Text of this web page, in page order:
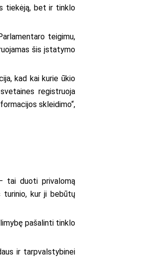
tiekėją, bet ir tinklo
teigimu,
šis įstatymo
kad kai kurie ūkio
registruoja
skleidimo“,
tai duoti privalomą
turinio, kur ji bebūtų
pašalinti tinklo
ir tarpvalstybinei